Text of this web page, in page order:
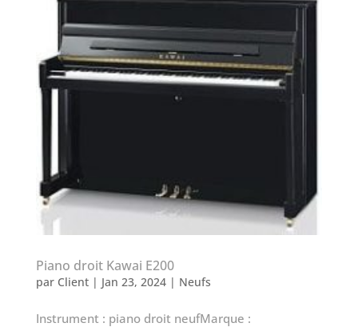
Piano droit Kawai E200
par Client| Jan 23, 2024| Neufs
Instrument : piano droit neufMarque :